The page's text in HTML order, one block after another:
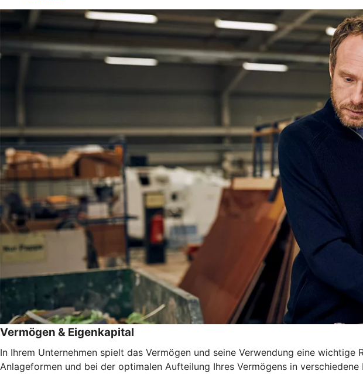
Vermögen & Eigenkapital
In Ihrem Unternehmen spielt das Vermögen und seine Verwendung eine
Anlageformen und bei der optimalen Aufteilung Ihres Vermögens in